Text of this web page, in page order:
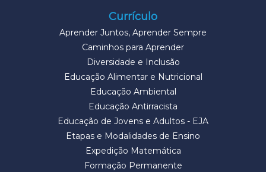
Currículo
Aprender Juntos, Aprender Sempre
Caminhos para Aprender
Diversidade e Inclusão
Educação Alimentar e Nutricional
Educação Ambiental
Educação Antirracista
Educação de Jovens e Adultos - EJA
Etapas e Modalidades de Ensino
Expedição Matemática
Formação Permanente